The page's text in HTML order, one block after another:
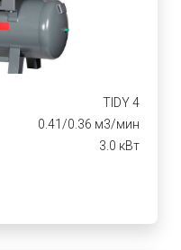
TIDY 4
0.41/0.36 м3/мин
3.0 кВт